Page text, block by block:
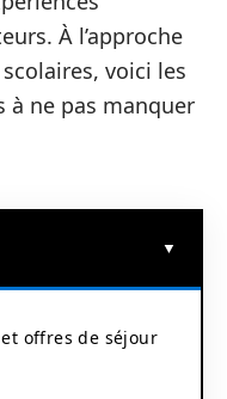
À l’approche
voici les
à ne pas manquer
offres de séjour